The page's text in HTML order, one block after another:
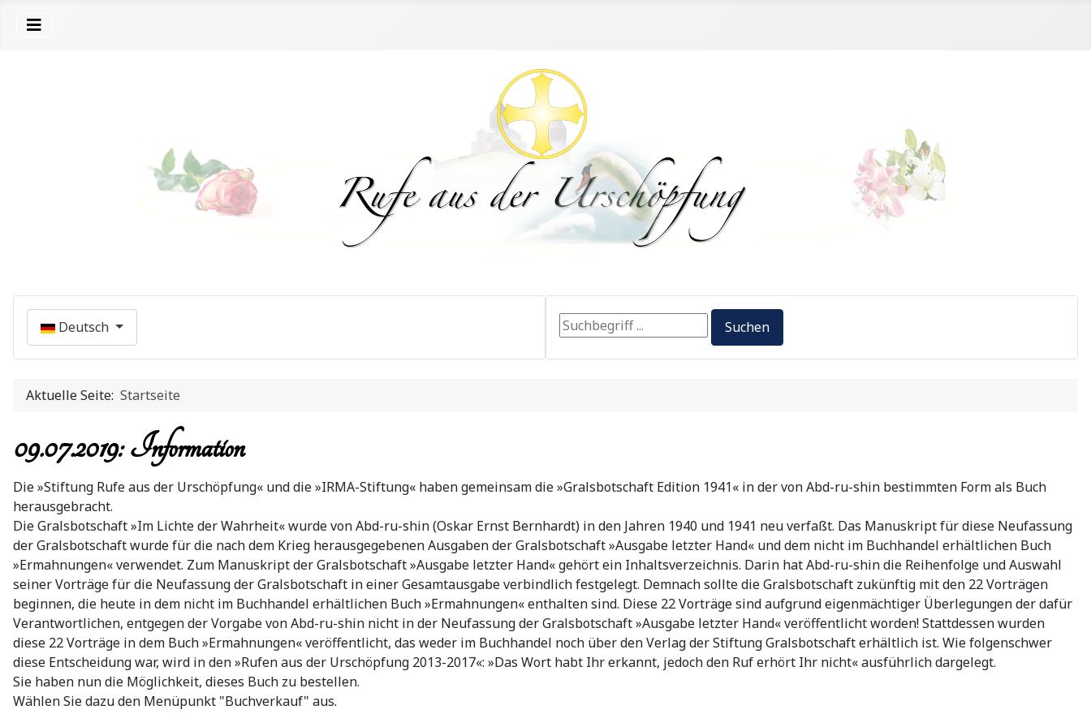
Sprache auswählen
Deutsch Search ... Suchen
Aktuelle Seite: Startseite
09.07.2019: Information
Die »Stiftung Rufe aus der Urschöpfung« und die »IRMA-Stiftung« haben gemeinsam die »Gralsbotschaft Edition 1941« in der von Abd-ru-shin bestimmten Form als Buch
herausgebracht.
Die Gralsbotschaft »Im Lichte der Wahrheit« wurde von Abd-ru-shin (Oskar Ernst Bernhardt) in den Jahren 1940 und 1941 neu verfaßt. Das Manuskript für diese Neufassung
der Gralsbotschaft wurde für die nach dem Krieg herausgegebenen Ausgaben der Gralsbotschaft »Ausgabe letzter Hand« und dem nicht im Buchhandel erhältlichen Buch
»Ermahnungen« verwendet. Zum Manuskript der Gralsbotschaft »Ausgabe letzter Hand« gehört ein Inhaltsverzeichnis. Darin hat Abd-ru-shin die Reihenfolge und Auswahl
seiner Vorträge für die Neufassung der Gralsbotschaft in einer Gesamtausgabe verbindlich festgelegt. Demnach sollte die Gralsbotschaft zukünftig mit den 22 Vorträgen
beginnen, die heute in dem nicht im Buchhandel erhältlichen Buch »Ermahnungen« enthalten sind. Diese 22 Vorträge sind aufgrund eigenmächtiger Überlegungen der dafür
Verantwortlichen, entgegen der Vorgabe von Abd-ru-shin nicht in der Neufassung der Gralsbotschaft »Ausgabe letzter Hand« veröffentlicht worden! Stattdessen wurden
diese 22 Vorträge in dem Buch »Ermahnungen« veröffentlicht, das weder im Buchhandel noch über den Verlag der Stiftung Gralsbotschaft erhältlich ist. Wie folgenschwer
diese Entscheidung war, wird in den »Rufen aus der Urschöpfung 2013-2017«: »Das Wort habt Ihr erkannt, jedoch den Ruf erhört Ihr nicht« ausführlich dargelegt.
Sie haben nun die Möglichkeit, dieses Buch zu bestellen.
Wählen Sie dazu den Menüpunkt "Buchverkauf" aus.